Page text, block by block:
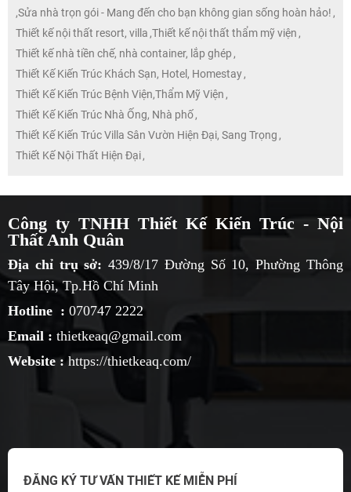
,Sửa nhà trọn gói - Mang đến cho bạn không gian sống hoàn hảo! ,
Thiết kế nội thất resort, villa ,Thiết kế nội thất thẩm mỹ viện ,
Thiết kế nhà tiền chế, nhà container, lắp ghép ,
Thiết Kế Kiến Trúc Khách Sạn, Hotel, Homestay,
Thiết Kế Kiến Trúc Bệnh Viện,Thẩm Mỹ Viện ,
Thiết Kế Kiến Trúc Nhà Ống, Nhà phố,
Thiết Kế Kiến Trúc Villa Sân Vườn Hiện Đại, Sang Trọng ,
Thiết Kế Nội Thất Hiện Đại,
Công ty TNHH Thiết Kế Kiến Trúc - Nội
Thất Anh Quân
Địa chỉ trụ sở: 439/8/17 Đường Số 10, Phường Thông
Tây Hội, Tp.Hồ Chí Minh
Hotline : 070747 2222
Email : thietkeaq@gmail.com
Website : https://thietkeaq.com/
ĐĂNG KÝ TƯ VẤN THIẾT KẾ MIỄN PHÍ